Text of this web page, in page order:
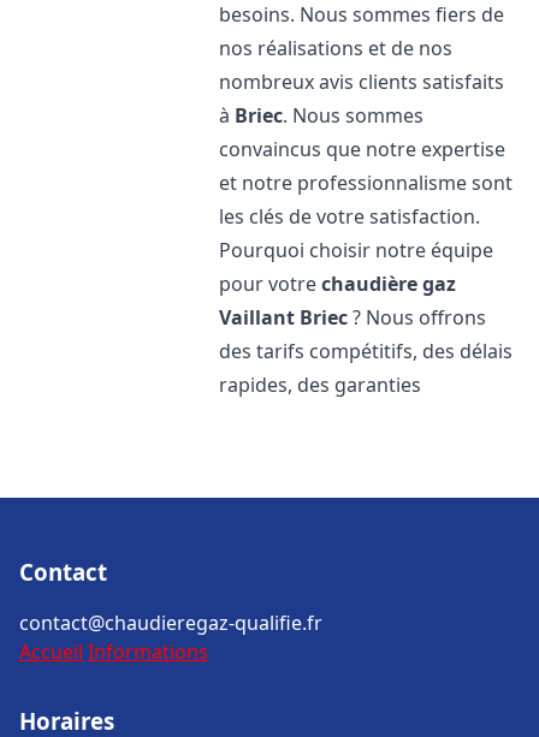
besoins. Nous sommes fiers de
nos réalisations et de nos
nombreux avis clients satisfaits
à Briec. Nous sommes
convaincus que notre expertise
et notre professionnalisme sont
les clés de votre satisfaction.
Pourquoi choisir notre équipe
pour votrechaudière gaz
Vaillant Briec? Nous offrons
des tarifs compétitifs, des délais
rapides, des garanties
Contact
contact@chaudieregaz-qualifie.fr
Accueil Informations
Horaires